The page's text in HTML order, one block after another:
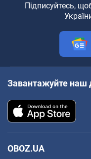
Підписуйтесь,
Завантажуйте наш
OBOZ.UA